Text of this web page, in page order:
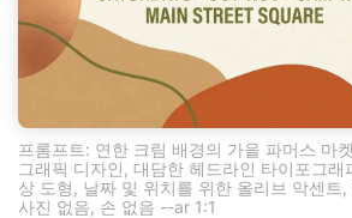
프롬프트: 연한 크림 배경의 가을 파머스 마
그래픽 디자인, 대담한 헤드라인 타이포그래
상 도형, 날짜 및 위치를 위한 올리브 악센트
사진 없음, 손 없음 --ar 1:1